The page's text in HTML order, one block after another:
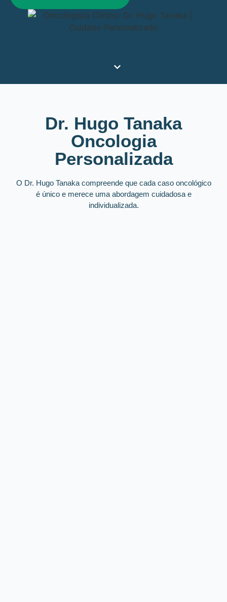
Dr. Hugo Tanaka
Oncologia
Personalizada
O Dr. Hugo Tanaka compreende que cada caso oncológico
é único e merece uma abordagem cuidadosa e
individualizada.